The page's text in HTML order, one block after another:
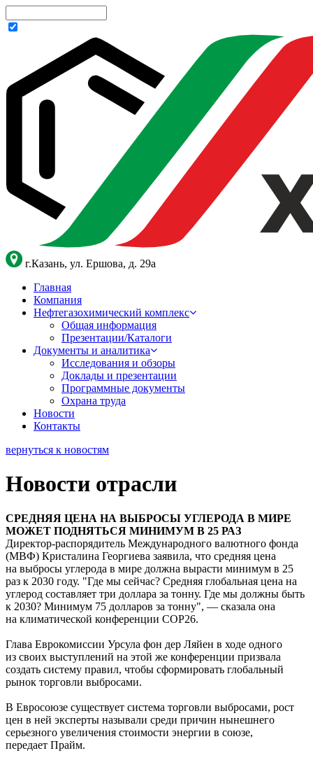
г.Казань, ул. Ершова, д. 29а
Главная
Компания
Нефтегазохимический комплекс
Общая информация
Презентации/Каталоги
Документы и аналитика
Исследования и обзоры
Доклады и презентации
Программные документы
Охрана труда
Новости
Контакты
вернуться к новостям
Новости отрасли
СРЕДНЯЯ ЦЕНА НА ВЫБРОСЫ УГЛЕРОДА В МИРЕ
МОЖЕТ ПОДНЯТЬСЯ МИНИМУМ В 25 РАЗ
Директор-распорядитель Международного валютного фонда
(МВФ) Кристалина Георгиева заявила, что средняя цена
на выбросы углерода в мире должна вырасти минимум в 25
раз к 2030 году. "Где мы сейчас? Средняя глобальная цена на
углерод составляет три доллара за тонну. Где мы должны быть
к 2030? Минимум 75 долларов за тонну", — сказала она
на климатической конференции COP26.
Глава Еврокомиссии Урсула фон дер Ляйен в ходе одного
из своих выступлений на этой же конференции призвала
создать систему правил, чтобы сформировать глобальный
рынок торговли выбросами.
В Евросоюзе существует система торговли выбросами, рост
цен в ней эксперты называли среди причин нынешнего
серьезного увеличения стоимости энергии в союзе,
передает Прайм.